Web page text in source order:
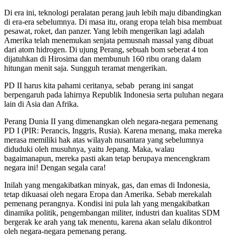
Di era ini, teknologi peralatan perang jauh lebih maju dibandingkan
di era-era sebelumnya. Di masa itu, orang eropa telah bisa membuat
pesawat, roket, dan panzer. Yang lebih mengerikan lagi adalah
Amerika telah menemukan senjata pemusnah massal yang dibuat
dari atom hidrogen. Di ujung Perang, sebuah bom seberat 4 ton
dijatuhkan di Hirosima dan membunuh 160 ribu orang dalam
hitungan menit saja. Sungguh teramat mengerikan.
PD II harus kita pahami ceritanya, sebab perang ini sangat
berpengaruh pada lahirnya Republik Indonesia serta puluhan negara
lain di Asia dan Afrika.
Perang Dunia II yang dimenangkan oleh negara-negara pemenang
PD I (PIR: Perancis, Inggris, Rusia). Karena menang, maka mereka
merasa memiliki hak atas wilayah nusantara yang sebelumnya
diduduki oleh musuhnya, yaitu Jepang. Maka, walau
bagaimanapun, mereka pasti akan tetap berupaya mencengkram
negara ini! Dengan segala cara!
Inilah yang mengakibatkan minyak, gas, dan emas di Indonesia,
tetap dikuasai oleh negara Eropa dan Amerika. Sebab merekalah
pemenang perangnya. Kondisi ini pula lah yang mengakibatkan
dinamika politik, pengembangan militer, industri dan kualitas SDM
bergerak ke arah yang tak menentu, karena akan selalu dikontrol
oleh negara-negara pemenang perang.